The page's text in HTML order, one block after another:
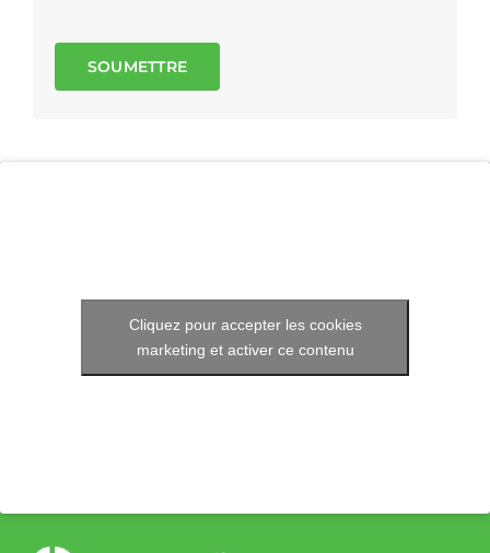
SOUMETTRE
Cliquez pour accepter les cookies
marketing et activer ce contenu